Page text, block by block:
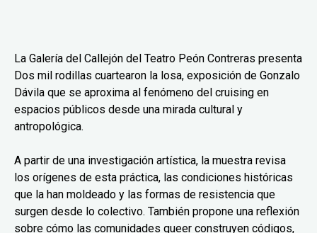
La Galería del Callejón del Teatro Peón Contreras presenta
Dos mil rodillas cuartearon la losa, exposición de Gonzalo
Dávila que se aproxima al fenómeno del cruising en
espacios públicos desde una mirada cultural y
antropológica.
A partir de una investigación artística, la muestra revisa
los orígenes de esta práctica, las condiciones históricas
que la han moldeado y las formas de resistencia que
surgen desde lo colectivo. También propone una reflexión
sobre cómo las comunidades queer construyen códigos,